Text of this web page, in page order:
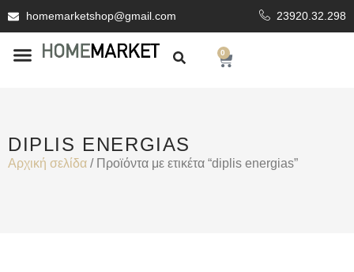
homemarketshop@gmail.com 23920.32.298
0
DIPLIS ENERGIAS
Αρχική σελίδα / Προϊόντα με ετικέτα “diplis energias”